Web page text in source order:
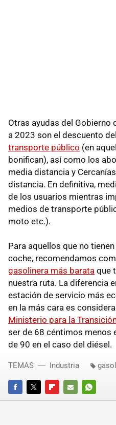
Otras ayudas del Gobierno
a 2023 son el descuento
transporte público (en
bonifican), así como los
media distancia y
distancia. En definitiva,
de los usuarios mientras
medios de transporte
moto etc.).
Para aquellos que no
coche, recomendamos
gasolinera más barata que
nuestra ruta. La diferencia
estación de servicio más
en la más cara es
Ministerio para la
ser de 68 céntimos menos
de 90 en el caso del diésel.
FACEBOOKTWITTERFLIPBOARD
E-
TEMAS Industria